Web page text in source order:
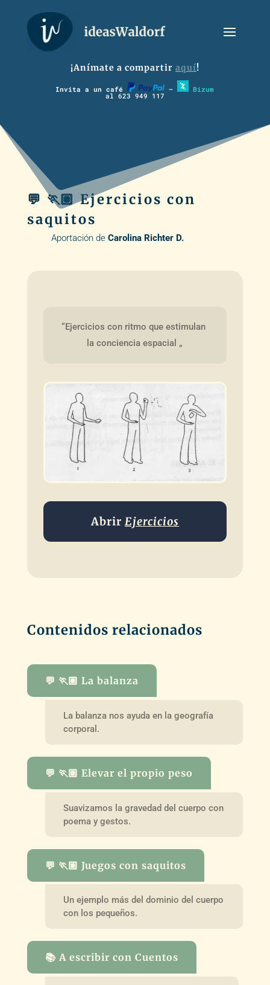
¡Anímate a compartir aquí!
Invita a un café – Bizum
al 623 949 117
💬 🏃🏽 Ejercicios con
saquitos
Aportación de Carolina Richter D.
“Ejercicios con ritmo que estimulan
la conciencia espacial „
Abrir Ejercicios
Contenidos relacionados
💬 🏃🏽 La balanza
La balanza nos ayuda en la geografía
corporal.
💬 🏃🏽 Elevar el propio peso
Suavizamos la gravedad del cuerpo con
poema y gestos.
💬 🏃🏽 Juegos con saquitos
Un ejemplo más del dominio del cuerpo
con los pequeños.
📚 A escribir con Cuentos